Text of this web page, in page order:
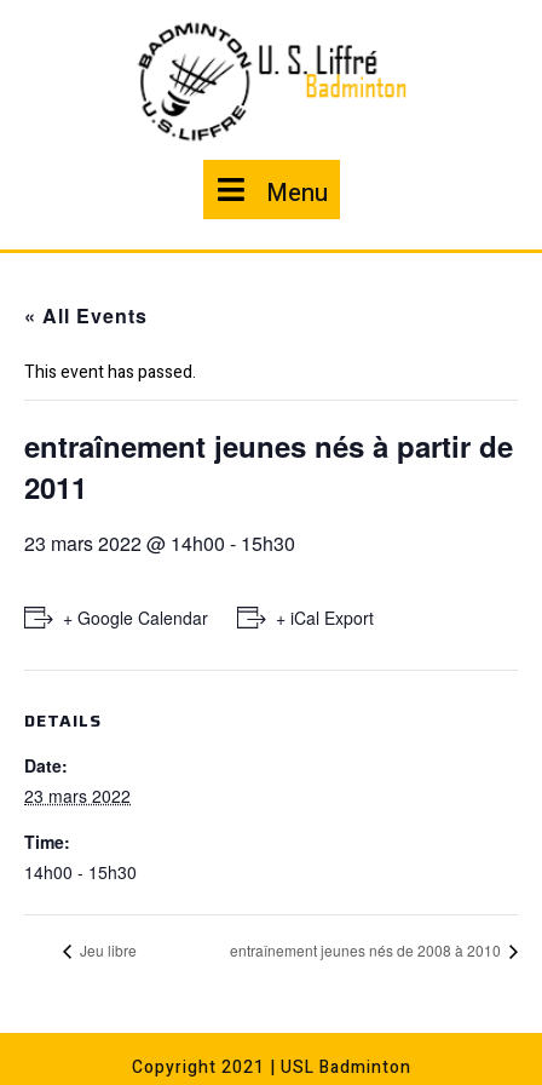
Menu
« All Events
This event has passed.
entraînement jeunes nés à partir de
2011
23 mars 2022 @ 14h00 - 15h30
+ Google Calendar + iCal Export
DETAILS
Date:
23 mars 2022
Time:
14h00 - 15h30
Jeu libre entraînement jeunes nés de 2008 à 2010
Copyright 2021 | USL Badminton